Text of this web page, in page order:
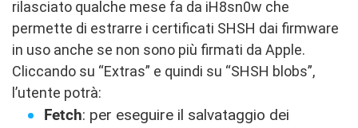
rilasciato qualche mese fa da iH8sn0w che
permette di estrarre i certificati SHSH dai firmware
in uso anche se non sono più firmati da Apple.
Cliccando su “Extras” e quindi su “SHSH blobs”,
l’utente potrà:
Fetch: per eseguire il salvataggio dei